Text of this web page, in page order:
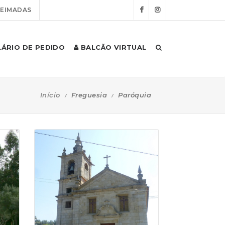
DE PEDIDO BALCÃO VIRTUAL
Início Freguesia Paróquia